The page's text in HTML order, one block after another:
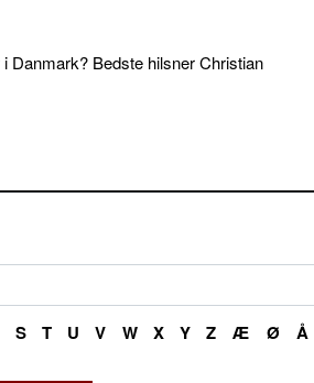
Danmark? Bedste hilsner Christian
S T U V W X Y Z Æ Ø Å